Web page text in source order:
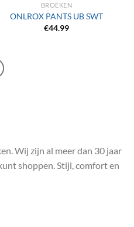
BROEKEN
ONLROX PANTS UB SWT
€44.99
Wij zijn al meer dan 30 jaar
shoppen. Stijl, comfort en